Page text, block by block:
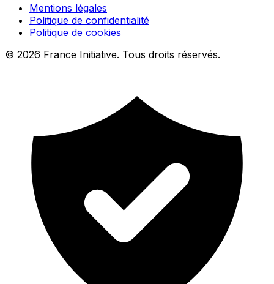
Mentions légales
Politique de confidentialité
Politique de cookies
© 2026 France Initiative. Tous droits réservés.